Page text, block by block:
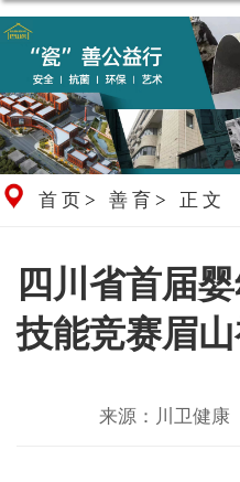
首页 > 善育 > 正文
四川省首届
技能竞赛眉
来源：川卫健康